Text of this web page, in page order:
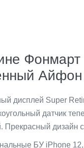
Айфон
дисплей Super
датчик
Прекрасный дизайн
БУ iPhone